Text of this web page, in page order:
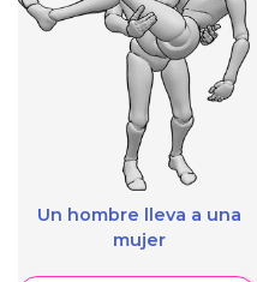
Un hombre lleva a una
mujer